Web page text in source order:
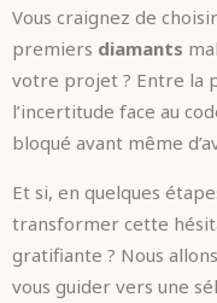
Vous craignez de
premiers diamants
votre projet ? Entre la
l’incertitude face au
bloqué avant même
Et si, en quelques
transformer cette
gratifiante ? Nous
vous guider vers une